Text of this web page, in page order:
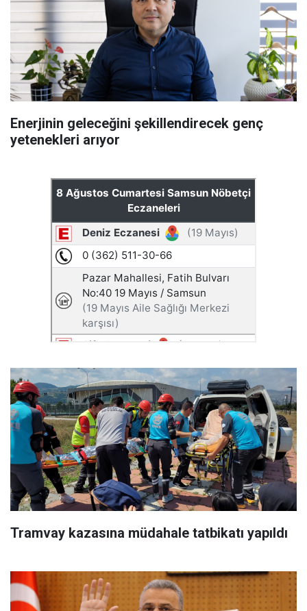
Enerjinin geleceğini şekillendirecek genç
yetenekleri arıyor
Tramvay kazasına müdahale tatbikatı yapıldı